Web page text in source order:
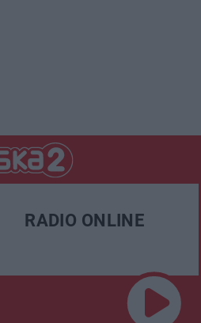
RADIO ONLINE